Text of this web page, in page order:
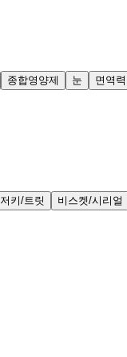
종합영양제 눈 면역력
저키/트릿 비스켓/시리얼